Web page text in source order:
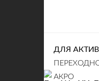
ДЛЯ
АКРО